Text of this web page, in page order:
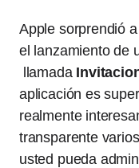
Apple sorprendió
el lanzamiento de
llamada
aplicación es
realmente
transparente
usted pueda